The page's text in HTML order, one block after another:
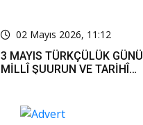
02 Mayıs 2026, 11:12
3 MAYIS TÜRKÇÜLÜK
MİLLÎ ŞUURUN VE TARİHÎ